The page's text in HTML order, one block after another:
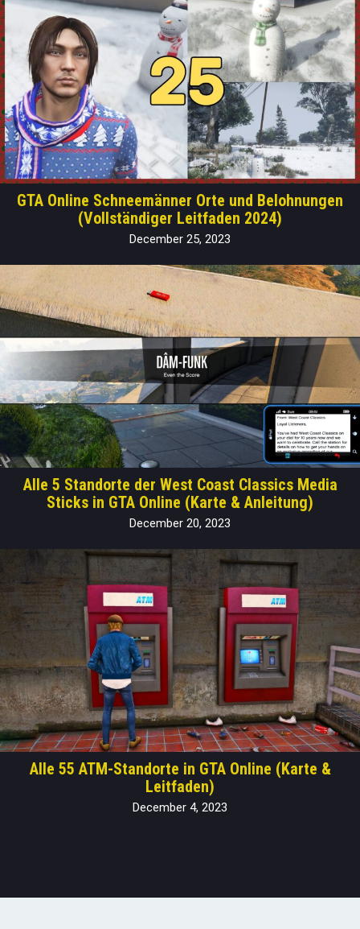
GTA Online Schneemänner Orte und Belohnungen
(Vollständiger Leitfaden 2024)
December 25, 2023
Alle 5 Standorte der West Coast Classics Media
Sticks in GTA Online (Karte & Anleitung)
December 20, 2023
Alle 55 ATM-Standorte in GTA Online (Karte &
Leitfaden)
December 4, 2023